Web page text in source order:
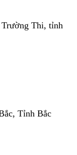
Trường Thi, tỉnh
Tỉnh Bắc